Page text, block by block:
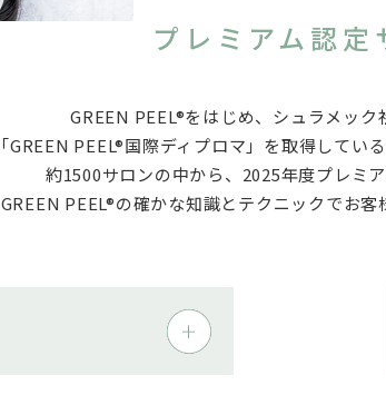
プレミアム認定
GREEN PEEL®をはじめ、シュラメック
「GREEN PEEL®国際ディプロマ」を取得してい
約1500サロンの中から、2025年度プレミ
GREEN PEEL®の確かな知識とテクニックでお客